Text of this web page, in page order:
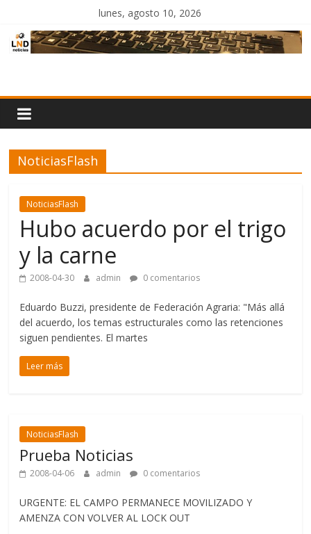
contenido
lunes, agosto 10, 2026
Noticias
NoticiasFlash
NoticiasFlash
Hubo acuerdo por el trigo
y la carne
2008-04-30 admin 0 comentarios
Eduardo Buzzi, presidente de Federación Agraria: "Más allá
del acuerdo, los temas estructurales como las retenciones
siguen pendientes. El martes
Leer más
NoticiasFlash
Prueba Noticias
2008-04-06 admin 0 comentarios
URGENTE: EL CAMPO PERMANECE MOVILIZADO Y
AMENZA CON VOLVER AL LOCK OUT